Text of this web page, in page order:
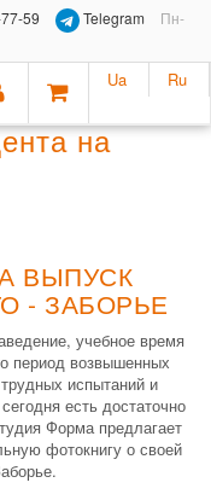
59 Telegram
Пн-
Ua Ru
на
ВЫПУСК
- ЗАБОРЬЕ
учебное время
период возвышенных
испытаний и
есть достаточно
Форма предлагает
фотокнигу о своей